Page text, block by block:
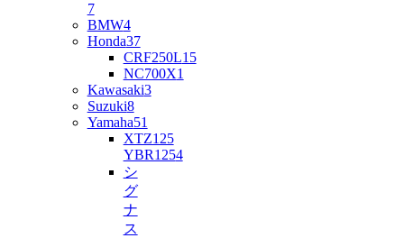
7
BMW4
Honda37
CRF250L15
NC700X1
Kawasaki3
Suzuki8
Yamaha51
XTZ125
YBR1254
シ
グ
ナ
ス